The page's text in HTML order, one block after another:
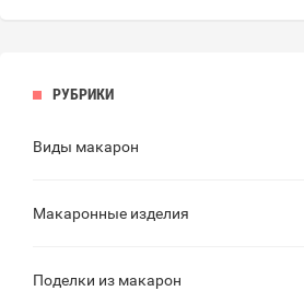
РУБРИКИ
Виды макарон
Макаронные изделия
Поделки из макарон